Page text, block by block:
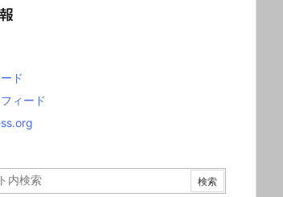
ド
ィード